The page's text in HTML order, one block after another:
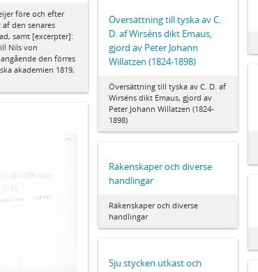
före och efter
den senares
samt [excerpter]:
Nils von
den förres
akademien 1819,
Översättning till tyska av C.
D. af Wirséns dikt Emaus,
gjord av Peter Johann
Willatzen (1824-1898)
Översättning till tyska av C. D. af
Wirséns dikt Emaus, gjord av
Peter Johann Willatzen (1824-
1898)
Räkenskaper och diverse
handlingar
Räkenskaper och diverse
handlingar
Sju stycken utkast och